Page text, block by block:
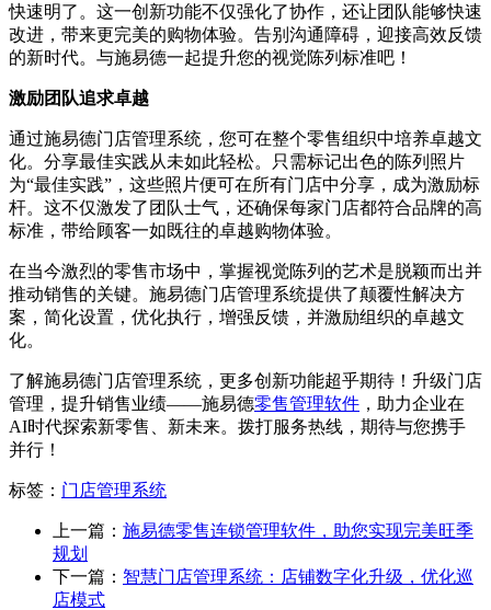
快速明了。这一创新功能不仅强化了协作，还让团队能够快速
改进，带来更完美的购物体验。告别沟通障碍，迎接高效反馈
的新时代。与施易德一起提升您的视觉陈列标准吧！
激励团队追求卓越
通过施易德门店管理系统，您可在整个零售组织中培养卓越文
化。分享最佳实践从未如此轻松。只需标记出色的陈列照片
为“最佳实践”，这些照片便可在所有门店中分享，成为激励标
杆。这不仅激发了团队士气，还确保每家门店都符合品牌的高
标准，带给顾客一如既往的卓越购物体验。
在当今激烈的零售市场中，掌握视觉陈列的艺术是脱颖而出并
推动销售的关键。施易德门店管理系统提供了颠覆性解决方
案，简化设置，优化执行，增强反馈，并激励组织的卓越文
化。
了解施易德门店管理系统，更多创新功能超乎期待！升级门店
管理，提升销售业绩——施易德零售管理软件 ，助力企业在
AI时代探索新零售、新未来。拨打服务热线，期待与您携手
并行！
标签： 门店管理系统
上一篇： 施易德零售连锁管理软件，助您实现完美旺季
规划
下一篇： 智慧门店管理系统：店铺数字化升级，优化巡
店模式